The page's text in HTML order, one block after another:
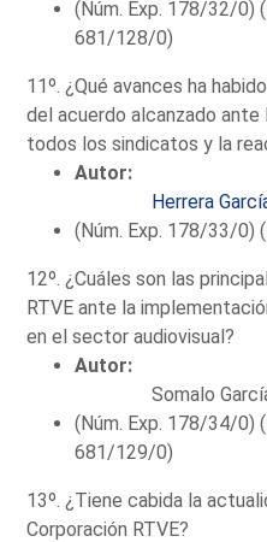
(Núm. Exp. 178/32/0)
681/128/0)
11º. ¿Qué avances ha
del acuerdo alcanzado ante
todos los sindicatos y la
Autor:
Herrera
(Núm. Exp. 178/33/0)
12º. ¿Cuáles son las
RTVE ante la
en el sector audiovisual?
Autor:
Somalo
(Núm. Exp. 178/34/0)
681/129/0)
13º. ¿Tiene cabida la
Corporación RTVE?